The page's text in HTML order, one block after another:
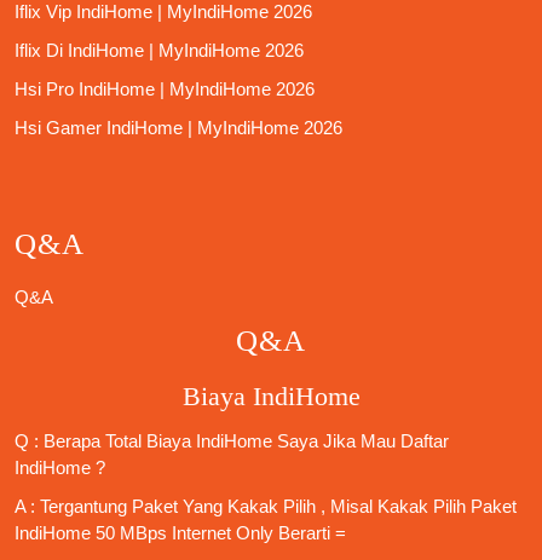
Iflix Vip IndiHome | MyIndiHome 2026
Iflix Di IndiHome | MyIndiHome 2026
Hsi Pro IndiHome | MyIndiHome 2026
Hsi Gamer IndiHome | MyIndiHome 2026
Q&A
Q&A
Q&A
Biaya IndiHome
Q : Berapa Total Biaya IndiHome Saya Jika Mau Daftar
IndiHome ?
A : Tergantung Paket Yang Kakak Pilih , Misal Kakak Pilih Paket
IndiHome 50 MBps Internet Only Berarti =